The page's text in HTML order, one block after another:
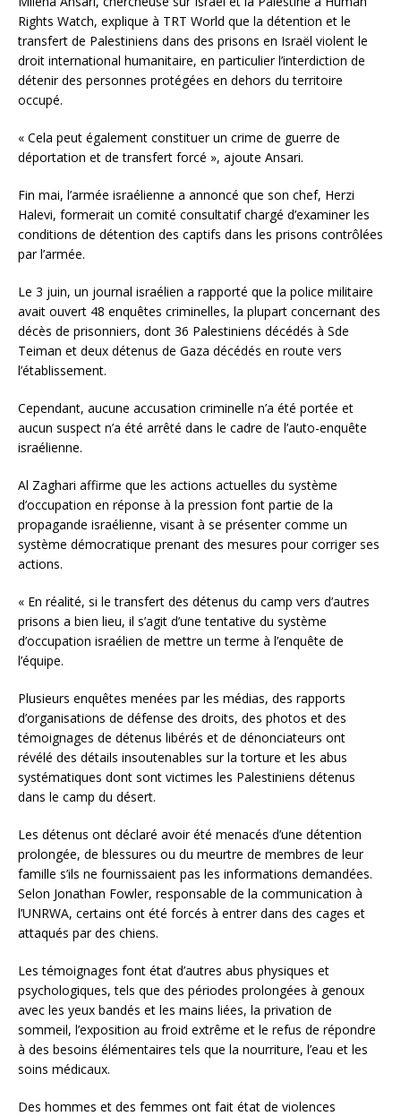
Rights Watch, explique à TRT World que la détention et le
transfert de Palestiniens dans des prisons en Israël violent le
droit international humanitaire, en particulier l’interdiction de
détenir des personnes protégées en dehors du territoire
occupé.
« Cela peut également constituer un crime de guerre de
déportation et de transfert forcé », ajoute Ansari.
Fin mai, l’armée israélienne a annoncé que son chef, Herzi
Halevi, formerait un comité consultatif chargé d’examiner les
conditions de détention des captifs dans les prisons contrôlées
par l’armée.
Le 3 juin, un journal israélien a rapporté que la police militaire
avait ouvert 48 enquêtes criminelles, la plupart concernant des
décès de prisonniers, dont 36 Palestiniens décédés à Sde
Teiman et deux détenus de Gaza décédés en route vers
l’établissement.
Cependant, aucune accusation criminelle n’a été portée et
aucun suspect n’a été arrêté dans le cadre de l’auto-enquête
israélienne.
Al Zaghari affirme que les actions actuelles du système
d’occupation en réponse à la pression font partie de la
propagande israélienne, visant à se présenter comme un
système démocratique prenant des mesures pour corriger ses
actions.
« En réalité, si le transfert des détenus du camp vers d’autres
prisons a bien lieu, il s’agit d’une tentative du système
d’occupation israélien de mettre un terme à l’enquête de
l’équipe.
Plusieurs enquêtes menées par les médias, des rapports
d’organisations de défense des droits, des photos et des
témoignages de détenus libérés et de dénonciateurs ont
révélé des détails insoutenables sur la torture et les abus
systématiques dont sont victimes les Palestiniens détenus
dans le camp du désert.
Les détenus ont déclaré avoir été menacés d’une détention
prolongée, de blessures ou du meurtre de membres de leur
famille s’ils ne fournissaient pas les informations demandées.
Selon Jonathan Fowler, responsable de la communication à
l’UNRWA, certains ont été forcés à entrer dans des cages et
attaqués par des chiens.
Les témoignages font état d’autres abus physiques et
psychologiques, tels que des périodes prolongées à genoux
avec les yeux bandés et les mains liées, la privation de
sommeil, l’exposition au froid extrême et le refus de répondre
à des besoins élémentaires tels que la nourriture, l’eau et les
soins médicaux.
Des hommes et des femmes ont fait état de violences